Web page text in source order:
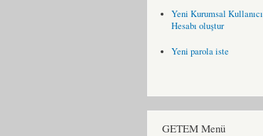
Yeni Kurumsal Kullanıcı
Hesabı oluştur
Yeni parola iste
GETEM Menü